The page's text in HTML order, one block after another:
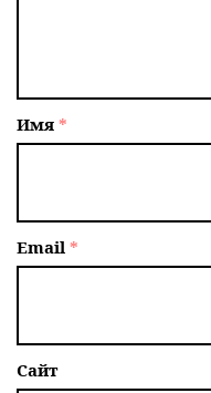
Имя *
Email *
Сайт